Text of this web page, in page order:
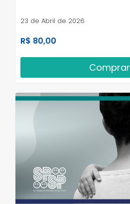
23 de Abril de 2026
R$ 80,00
Comprar